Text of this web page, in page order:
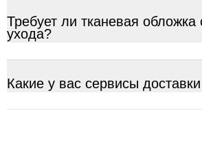
Требует ли тканевая обложка
ухода?
Какие у вас сервисы